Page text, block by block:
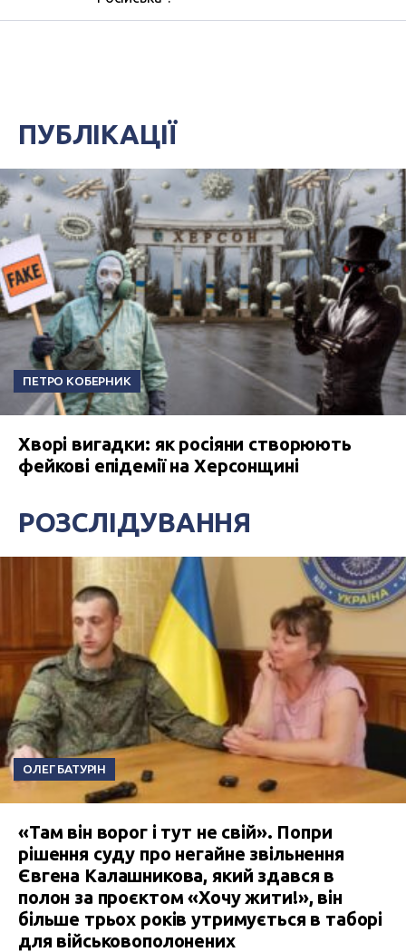
ПУБЛІКАЦІЇ
ПЕТРО КОБЕРНИК
Хворі вигадки: як росіяни створюють
фейкові епідемії на Херсонщині
РОЗСЛІДУВАННЯ
ОЛЕГ БАТУРІН
«Там він ворог і тут не свій». Попри
рішення суду про негайне звільнення
Євгена Калашникова, який здався в
полон за проєктом «Хочу жити!», він
більше трьох років утримується в таборі
для військовополонених